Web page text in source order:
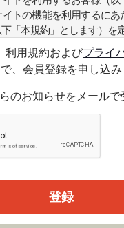
イトの機能を利用するにあ
「本規約」とします）を
の範囲）
が提供するサービスにつ
、機関投資家や金融機関
研究機関などの役職員、も
していることを条件とし、
が入会を承諾した時点で
利用規約およびプライ
、会員登録を申し込み
のお知らせをメールで